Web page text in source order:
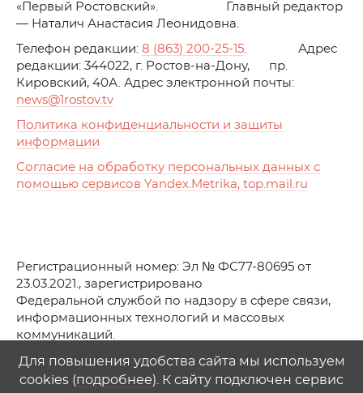
«Первый Ростовский». Главный редактор
— Наталич Анастасия Леонидовна.
Телефон редакции: 8 (863) 200-25-15. Адрес
редакции: 344022, г. Ростов-на-Дону, пр.
Кировский, 40А. Адрес электронной почты:
news@1rostov.tv
Политика конфиденциальности и защиты
информации
Согласие на обработку персональных данных с
помощью сервисов Yandex.Metrika, top.mail.ru
Регистрационный номер: Эл № ФС77-80695 от
23.03.2021., зарегистрировано
Федеральной службой по надзору в сфере связи,
информационных технологий и массовых
коммуникаций.
© АО Телеканал «Первый Ростовский» (2021-2025)
Любое использование материалов сайта возможно
Для повышения удобства сайта мы используем
cookies (подробнее). К сайту подключен сервис